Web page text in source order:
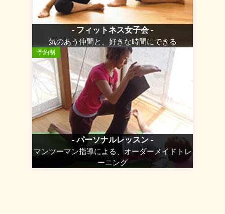
- フィットネス女子会 -
気のあう仲間と、好きな時間にできる
予約制
- パーソナルレッスン -
マンツーマン指導による、オーダーメイドトレ
ーニング